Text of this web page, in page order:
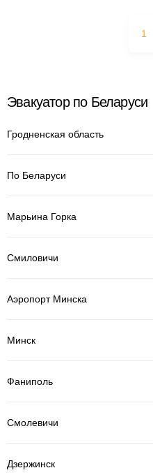
1
Эвакуатор по Беларуси
Гродненская область
По Беларуси
Марьина Горка
Смиловичи
Аэропорт Минска
Минск
Фаниполь
Смолевичи
Дзержинск